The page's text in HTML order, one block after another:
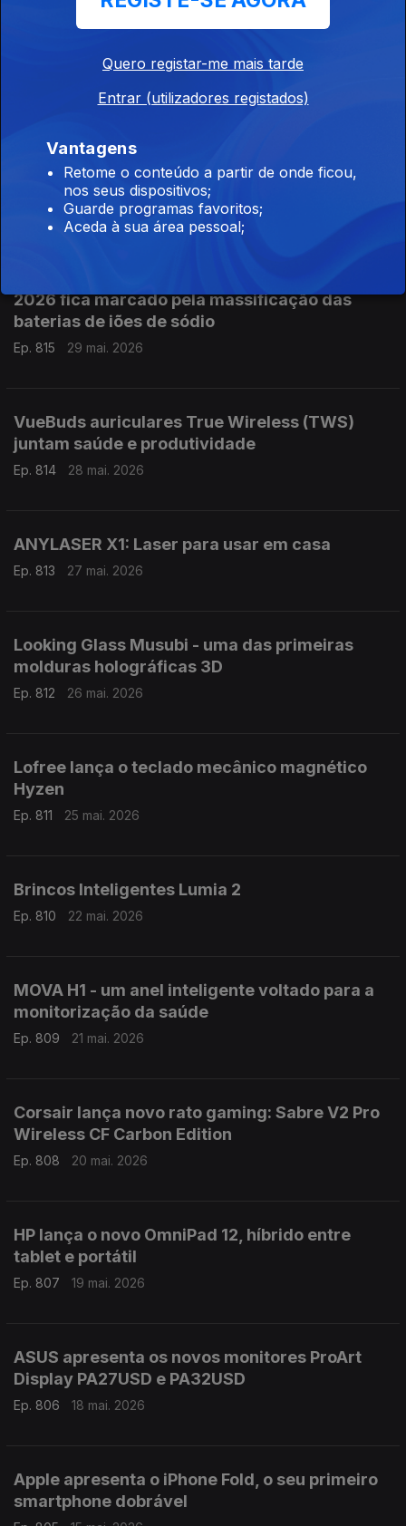
Investigadores da Universidade de Coimbra
criam novo condutor transparente para ecrãs
02 jun. 2026
Google apresenta o Gemini 3.5 Flash: novo
modelo de linguagem
Ep. 816 01 jun. 2026
2026 fica marcado pela massificação das
baterias de iões de sódio
Ep. 815 29 mai. 2026
VueBuds auriculares True Wireless (TWS)
juntam saúde e produtividade
Ep. 814 28 mai. 2026
ANYLASER X1: Laser para usar em casa
Ep. 813 27 mai. 2026
Looking Glass Musubi - uma das primeiras
molduras holográficas 3D
Ep. 812 26 mai. 2026
Lofree lança o teclado mecânico magnético
Hyzen
Ep. 811 25 mai. 2026
Brincos Inteligentes Lumia 2
Ep. 810 22 mai. 2026
MOVA H1 - um anel inteligente voltado para a
monitorização da saúde
Ep. 809 21 mai. 2026
Corsair lança novo rato gaming: Sabre V2 Pro
Wireless CF Carbon Edition
Ep. 808 20 mai. 2026
HP lança o novo OmniPad 12, híbrido entre
tablet e portátil
Ep. 807 19 mai. 2026
ASUS apresenta os novos monitores ProArt
Display PA27USD e PA32USD
Ep. 806 18 mai. 2026
Apple apresenta o iPhone Fold, o seu primeiro
smartphone dobrável
Quero registar-me mais tarde
Entrar (utilizadores registados)
Vantagens
Retome o conteúdo a partir de onde ficou,
nos seus dispositivos;
Guarde programas favoritos;
Aceda à sua área pessoal;